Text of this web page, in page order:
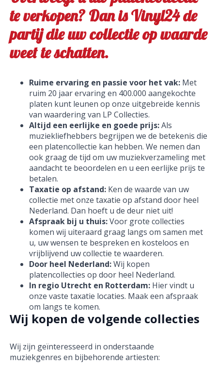
te verkopen? Dan is Vinyl24 de
partij die uw collectie op waarde
weet te schatten.
Ruime ervaring en passie voor het vak: Met
ruim 20 jaar ervaring en 400.000 aangekochte
platen kunt leunen op onze uitgebreide kennis
van waardering van LP Collecties.
Altijd een eerlijke en goede prijs:Als
muziekliefhebbers begrijpen we de betekenis die
een platencollectie kan hebben. We nemen dan
ook graag de tijd om uw muziekverzameling met
aandacht te beoordelen en u een eerlijke prijs te
betalen.
Taxatie op afstand: Ken de waarde van uw
collectie met onze taxatie op afstand door heel
Nederland. Dan hoeft u de deur niet uit!
Afspraak bij u thuis:Voor grote collecties
komen wij uiteraard graag langs om samen met
u, uw wensen te bespreken en kosteloos en
vrijblijvend uw collectie te waarderen.
Door heel Nederland:Wij kopen
platencollecties op door heel Nederland.
In regio Utrecht en Rotterdam: Hier vindt u
onze vaste taxatie locaties. Maak een afspraak
om langs te komen.
Wij kopen de volgende collecties
Wij zijn geïnteresseerd in onderstaande
muziekgenres en bijbehorende artiesten: